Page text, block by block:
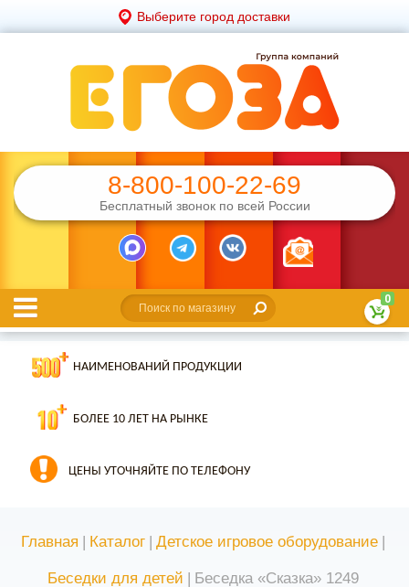
Выберите город доставки
8-800-100-22-69
Бесплатный звонок по всей России
0
НАИМЕНОВАНИЙ ПРОДУКЦИИ
БОЛЕЕ 10 ЛЕТ НА РЫНКЕ
ЦЕНЫ УТОЧНЯЙТЕ ПО ТЕЛЕФОНУ
Главная | Каталог | Детское игровое оборудование |
Беседки для детей | Беседка «Сказка» 1249